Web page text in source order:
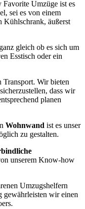
Umzüge ist es
sei es von einem
Kühlschrank, äußerst
gleich ob es sich um
Esstisch oder ein
Transport. Wir bieten
dass wir
planen
Wohnwand ist es unser
zu gestalten.
unserem Know-how
Umzugshelfern
gewährleisten wir einen